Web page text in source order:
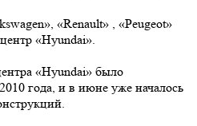
«Renault» , «Peugeot»
«Hyundai».
«Hyundai» было
года, и в июне уже началось